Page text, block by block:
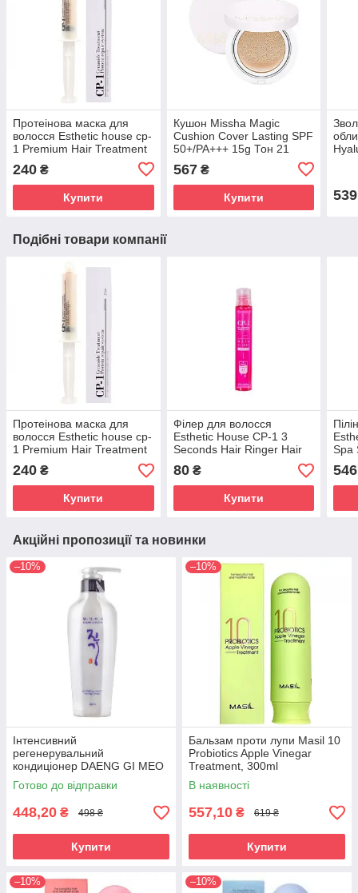
Протеінова маска для
волосся Esthetic house cp-
1 Premium Hair Treatment
240 ₴
Купити
Кушон Missha Magic
Cushion Cover Lasting SPF
50+/PA+++ 15g Тон 21
567₴
Купити
Подібні товари компанії
Протеінова маска для
волосся Esthetic house cp-
1 Premium Hair Treatment
25ml
240 ₴
Купити
Філер для волосся
Esthetic House CP-1 3
Seconds Hair Ringer Hair
Fill-up Ampoule 13 ml
80₴
Купити
Spa
546
Акційні пропозиції та новинки
–10%
Інтенсивний
регенерувальний
кондиціонер DAENG GI MEO
RI Vitalizing Treatment, 300
мл
Готово до відправки
448,20 ₴ 498 ₴
Купити
–10%
Бальзам проти лупи Masil 10
Probiotics Apple Vinegar
Treatment, 300ml
В наявності
557,10 ₴ 619 ₴
Купити
–10% –10%